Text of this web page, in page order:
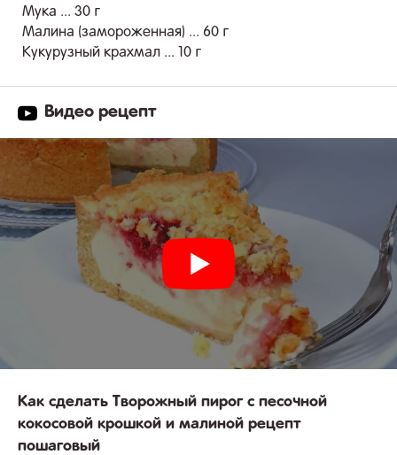
Мука ... 30 г
Малина (замороженная) ... 60 г
Кукурузный крахмал ... 10 г
Видео рецепт
Как сделать Творожный пирог с песочной
кокосовой крошкой и малиной рецепт
пошаговый